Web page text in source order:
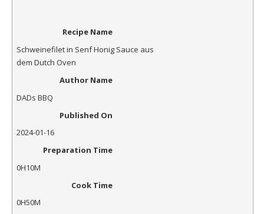
Recipe Name
Schweinefilet in Senf Honig Sauce aus
dem Dutch Oven
Author Name
DADs BBQ
Published On
2024-01-16
Preparation Time
0H10M
Cook Time
0H50M